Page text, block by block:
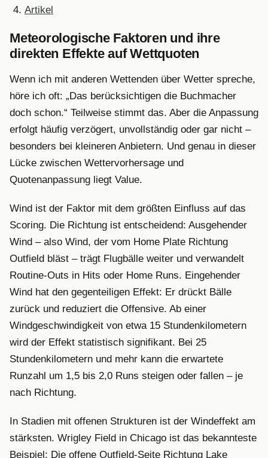
Artikel
Meteorologische Faktoren und ihre
direkten Effekte auf Wettquoten
Wenn ich mit anderen Wettenden über Wetter spreche,
höre ich oft: „Das berücksichtigen die Buchmacher
doch schon.“ Teilweise stimmt das. Aber die Anpassung
erfolgt häufig verzögert, unvollständig oder gar nicht –
besonders bei kleineren Anbietern. Und genau in dieser
Lücke zwischen Wettervorhersage und
Quotenanpassung liegt Value.
Wind ist der Faktor mit dem größten Einfluss auf das
Scoring. Die Richtung ist entscheidend: Ausgehender
Wind – also Wind, der vom Home Plate Richtung
Outfield bläst – trägt Flugbälle weiter und verwandelt
Routine-Outs in Hits oder Home Runs. Eingehender
Wind hat den gegenteiligen Effekt: Er drückt Bälle
zurück und reduziert die Offensive. Ab einer
Windgeschwindigkeit von etwa 15 Stundenkilometern
wird der Effekt statistisch signifikant. Bei 25
Stundenkilometern und mehr kann die erwartete
Runzahl um 1,5 bis 2,0 Runs steigen oder fallen – je
nach Richtung.
In Stadien mit offenen Strukturen ist der Windeffekt am
stärksten. Wrigley Field in Chicago ist das bekannteste
Beispiel: Die offene Outfield-Seite Richtung Lake